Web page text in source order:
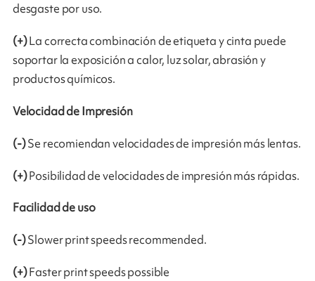
desgaste por uso.
(+)La correcta combinación de etiqueta y cinta puede
soportar la exposición a calor, luz solar, abrasión y
productos químicos.
Velocidad de Impresión
(-)Se recomiendan velocidades de impresión más lentas.
(+)Posibilidad de velocidades de impresión más rápidas.
Facilidad de uso
(-)Slower print speeds recommended.
(+)Faster print speeds possible